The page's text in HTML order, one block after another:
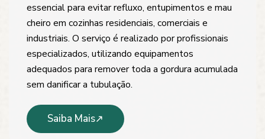
essencial para evitar refluxo, entupimentos e mau
cheiro em cozinhas residenciais, comerciais e
industriais. O serviço é realizado por profissionais
especializados, utilizando equipamentos
adequados para remover toda a gordura acumulada
sem danificar a tubulação.
Saiba Mais